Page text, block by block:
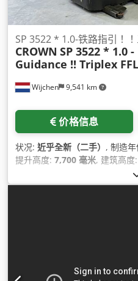
Wijchen 9,541 km
SP 3522 * 1.0-铁路指引！！
CROWN SP 3522 * 1.0
Guidance !! Triplex FFL
价格信息
状况: 近乎全新（二手） , 制造年
提升高度: 7,700 毫米, 建筑高度:
三